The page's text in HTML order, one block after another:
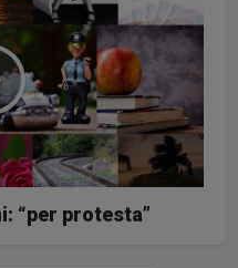
“per protesta”